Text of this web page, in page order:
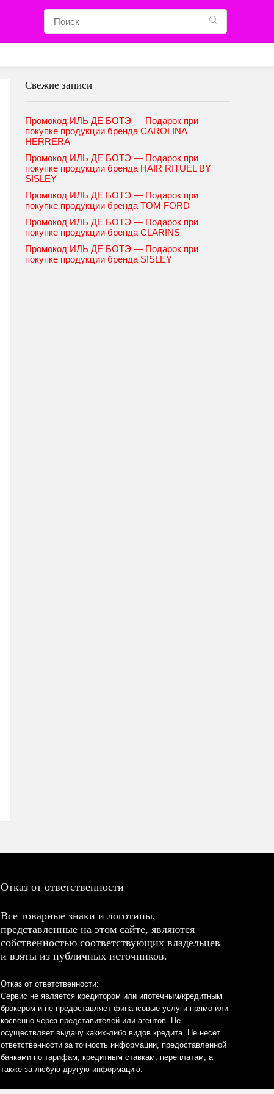
Свежие записи
Промокод ИЛЬ ДЕ БОТЭ — Подарок при
покупке продукции бренда CAROLINA
HERRERA
Промокод ИЛЬ ДЕ БОТЭ — Подарок при
покупке продукции бренда HAIR RITUEL BY
SISLEY
Промокод ИЛЬ ДЕ БОТЭ — Подарок при
покупке продукции бренда TOM FORD
Промокод ИЛЬ ДЕ БОТЭ — Подарок при
покупке продукции бренда CLARINS
Промокод ИЛЬ ДЕ БОТЭ — Подарок при
покупке продукции бренда SISLEY
Отказ от ответственности
Все товарные знаки и логотипы,
представленные на этом сайте, являются
собственностью соответствующих владельцев
и взяты из публичных источников.
Отказ от ответственности:
Сервис не является кредитором или ипотечным/кредитным
брокером и не предоставляет финансовые услуги прямо или
косвенно через представителей или агентов. Не
осуществляет выдачу каких-либо видов кредита. Не несет
ответственности за точность информации, предоставленной
банками по тарифам, кредитным ставкам, переплатам, а
также за любую другую информацию.